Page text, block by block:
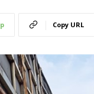
Copy URL